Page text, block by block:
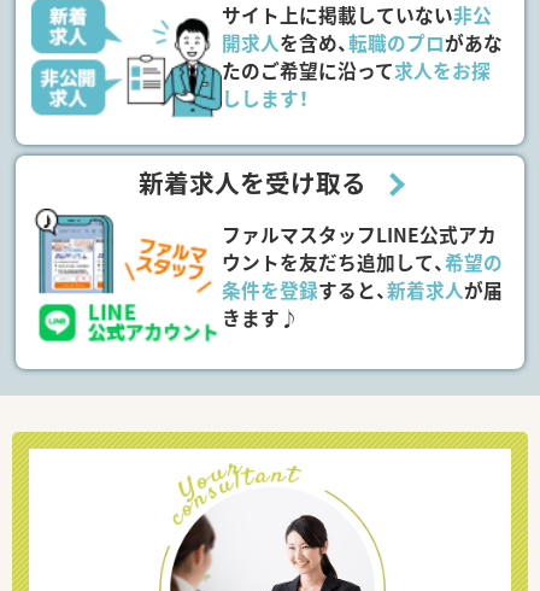
サイト上に掲載していない非公
開求人を含め、転職のプロがあな
たのご希望に沿って求人をお探
しします！
新着求人を受け取る
ファルマスタッフLINE公式アカ
ウントを友だち追加して、希望の
条件を登録すると、新着求人が届
きます♪